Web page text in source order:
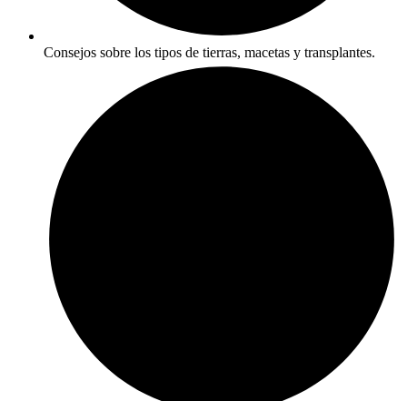
Consejos sobre los tipos de tierras, macetas y transplantes.